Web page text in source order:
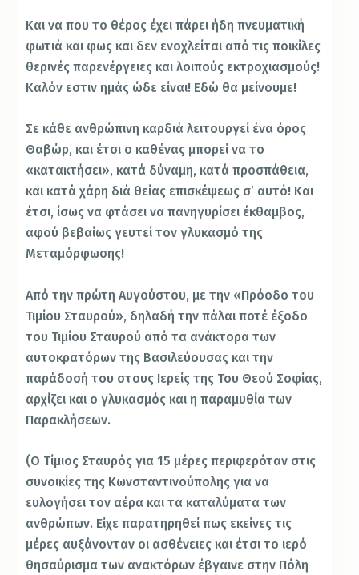
Και να που το θέρος έχει πάρει ήδη πνευματική
φωτιά και φως και δεν ενοχλείται από τις ποικίλες
θερινές παρενέργειες και λοιπούς εκτροχιασμούς!
Καλόν εστιν ημάς ώδε είναι! Εδώ θα μείνουμε!
Σε κάθε ανθρώπινη καρδιά λειτουργεί ένα όρος
Θαβώρ, και έτσι ο καθένας μπορεί να το
«κατακτήσει», κατά δύναμη, κατά προσπάθεια,
και κατά χάρη διά θείας επισκέψεως σ’ αυτό! Και
έτσι, ίσως να φτάσει να πανηγυρίσει έκθαμβος,
αφού βεβαίως γευτεί τον γλυκασμό της
Μεταμόρφωσης!
Από την πρώτη Αυγούστου, με την «Πρόοδο του
Τιμίου Σταυρού», δηλαδή την πάλαι ποτέ έξοδο
του Τιμίου Σταυρού από τα ανάκτορα των
αυτοκρατόρων της Βασιλεύουσας και την
παράδοσή του στους Ιερείς της Του Θεού Σοφίας,
αρχίζει και ο γλυκασμός και η παραμυθία των
Παρακλήσεων.
(Ο Τίμιος Σταυρός για 15 μέρες περιφερόταν στις
συνοικίες της Κωνσταντινούπολης για να
ευλογήσει τον αέρα και τα καταλύματα των
ανθρώπων. Είχε παρατηρηθεί πως εκείνες τις
μέρες αυξάνονταν οι ασθένειες και έτσι το ιερό
θησαύρισμα των ανακτόρων έβγαινε στην Πόλη